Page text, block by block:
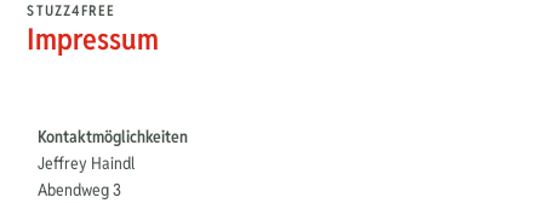
STUZZ4FREE
Impressum
Kontaktmöglichkeiten
Jeffrey Haindl
Abendweg 3